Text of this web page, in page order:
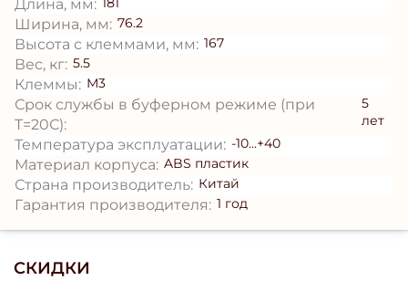
СКИДКИ
Длина, мм:
Ширина, мм: 76.2
Высота с клеммами, мм: 167
Вес, кг: 5.5
Клеммы: М3
Срок службы в буферном режиме (при
T=20С):
5
лет
Температура эксплуатации: -10...+40
Материал корпуса: ABS пластик
Страна производитель: Китай
Гарантия производителя: 1 год